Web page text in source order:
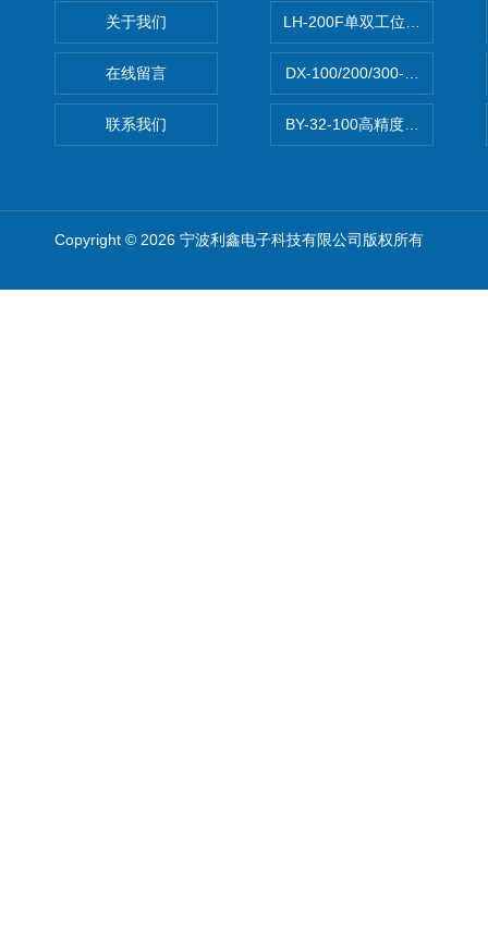
关于我们
在线留言
联系我们
LH-200F单双工位数字振实密
DX-100/200/300-30L/H自动
BY-32-100高精度可调开关电
Copyright © 2026 宁波利鑫电子科技有限公司版权所有